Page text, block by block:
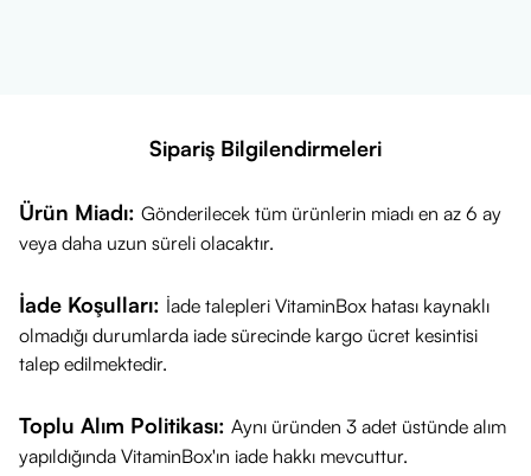
Sipariş Bilgilendirmeleri
Ürün Miadı: Gönderilecek tüm ürünlerin miadı en az 6 ay
veya daha uzun süreli olacaktır.
İade Koşulları: İade talepleri VitaminBox hatası kaynaklı
olmadığı durumlarda iade sürecinde kargo ücret kesintisi
talep edilmektedir.
Toplu Alım Politikası: Aynı üründen 3 adet üstünde alım
yapıldığında VitaminBox'ın iade hakkı mevcuttur.